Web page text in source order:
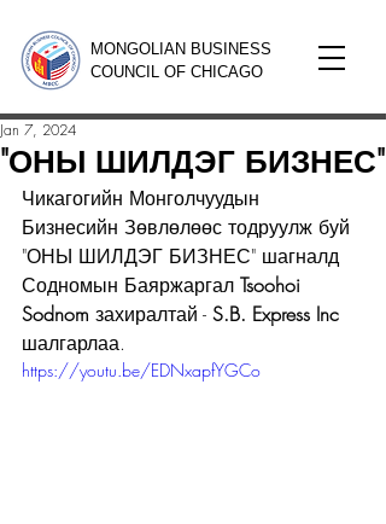
MONGOLIAN BUSINESS
COUNCIL OF CHICAGO
"ОНЫ ШИЛДЭГ БИЗНЕС"
Jan 7, 2024
Чикагогийн Монголчуудын
Бизнесийн Зөвлөлөөс тодруулж буй
"ОНЫ ШИЛДЭГ БИЗНЕС" шагналд
Содномын Баяржаргал Tsoohoi
Sodnom захиралтай - S.B. Express Inc
шалгарлаа.
https://youtu.be/EDNxapfYGCo